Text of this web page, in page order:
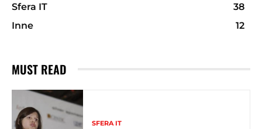
Sfera IT
38
Inne
12
MUST READ
SFERA IT